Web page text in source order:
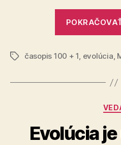
Značkyčasopis 100 + 1, evolúcia,
Evolúcia